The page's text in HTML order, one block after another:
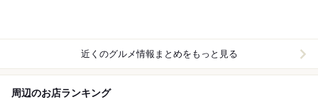
近くのグルメ情報まとめをもっと見る
周辺のお店ランキング